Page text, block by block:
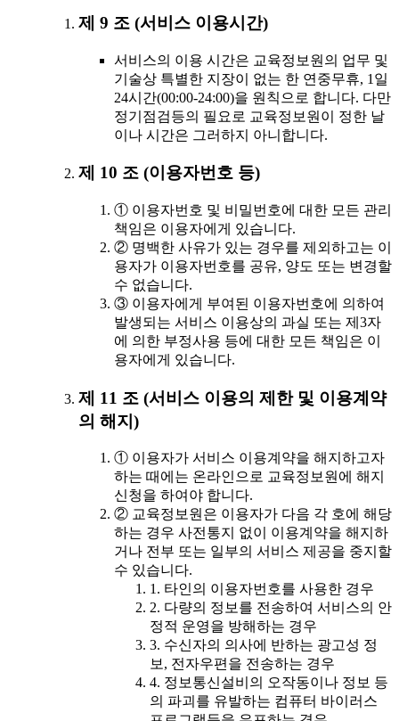
제 9 조 (서비스 이용시간)
서비스의 이용 시간은 교육정보원의 업무 및
기술상 특별한 지장이 없는 한 연중무휴, 1일
24시간(00:00-24:00)을 원칙으로 합니다. 다만
정기점검등의 필요로 교육정보원이 정한 날
이나 시간은 그러하지 아니합니다.
제 10 조 (이용자번호 등)
① 이용자번호 및 비밀번호에 대한 모든 관리
책임은 이용자에게 있습니다.
② 명백한 사유가 있는 경우를 제외하고는 이
용자가 이용자번호를 공유, 양도 또는 변경할
수 없습니다.
③ 이용자에게 부여된 이용자번호에 의하여
발생되는 서비스 이용상의 과실 또는 제3자
에 의한 부정사용 등에 대한 모든 책임은 이
용자에게 있습니다.
제 11 조 (서비스 이용의 제한 및 이용계약
의 해지)
① 이용자가 서비스 이용계약을 해지하고자
하는 때에는 온라인으로 교육정보원에 해지
신청을 하여야 합니다.
② 교육정보원은 이용자가 다음 각 호에 해당
하는 경우 사전통지 없이 이용계약을 해지하
거나 전부 또는 일부의 서비스 제공을 중지할
수 있습니다.
1. 타인의 이용자번호를 사용한 경우
2. 다량의 정보를 전송하여 서비스의 안
정적 운영을 방해하는 경우
3. 수신자의 의사에 반하는 광고성 정
보, 전자우편을 전송하는 경우
4. 정보통신설비의 오작동이나 정보 등
의 파괴를 유발하는 컴퓨터 바이러스